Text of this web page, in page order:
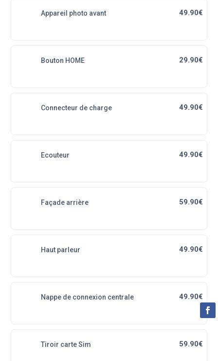
Appareil photo avant 49.90€
Bouton HOME 29.90€
Connecteur de charge 49.90€
Ecouteur 49.90€
Façade arrière 59.90€
Haut parleur 49.90€
Nappe de connexion centrale 49.90€
Tiroir carte Sim 59.90€